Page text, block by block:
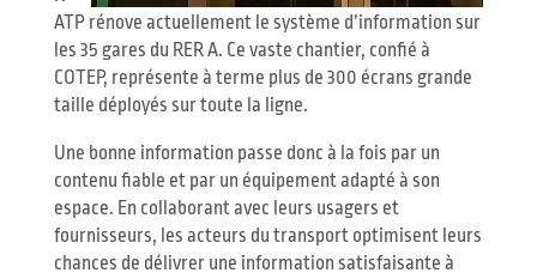
ATP rénove actuellement le système d’information sur
les 35 gares du RER A. Ce vaste chantier, confié à
COTEP, représente à terme plus de 300 écrans grande
taille déployés sur toute la ligne.
Une bonne information passe donc à la fois par un
contenu fiable et par un équipement adapté à son
espace. En collaborant avec leurs usagers et
fournisseurs, les acteurs du transport optimisent leurs
chances de délivrer une information satisfaisante à